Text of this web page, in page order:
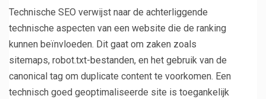
Technische SEO verwijst naar de achterliggende
technische aspecten van een website die de ranking
kunnen beïnvloeden. Dit gaat om zaken zoals
sitemaps, robot.txt-bestanden, en het gebruik van de
canonical tag om duplicate content te voorkomen. Een
technisch goed geoptimaliseerde site is toegankelijk